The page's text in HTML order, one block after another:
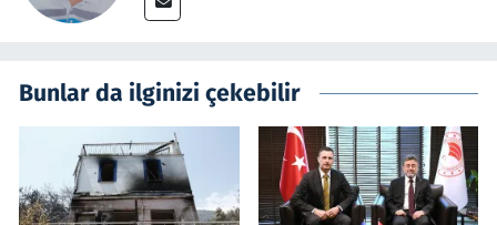
Bunlar da ilginizi çekebilir